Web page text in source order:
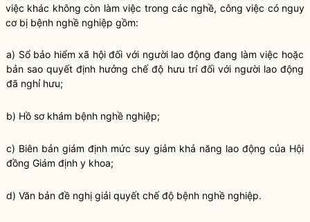
việc khác không còn làm việc trong các nghề, công việc có nguy
cơ bị bệnh nghề nghiệp gồm:
a) Sổ bảo hiểm xã hội đối với người lao động đang làm việc hoặc
bản sao quyết định hưởng chế độ hưu trí đối với người lao động
đã nghỉ hưu;
b) Hồ sơ khám bệnh nghề nghiệp;
c) Biên bản giám định mức suy giảm khả năng lao động của Hội
đồng Giám định y khoa;
d) Văn bản đề nghị giải quyết chế độ bệnh nghề nghiệp.